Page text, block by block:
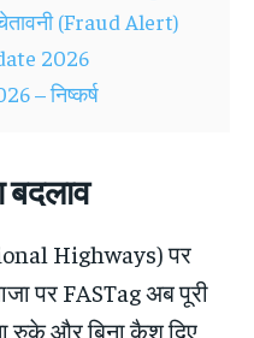
(Fraud Alert)
2026
– निष्कर्ष
बदलाव
Highways) पर
पर FASTag अब पूरी
रुके और बिना कैश दिए